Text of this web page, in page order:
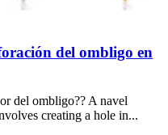
del ombligo en
del ombligo?? A navel
creating a hole in...